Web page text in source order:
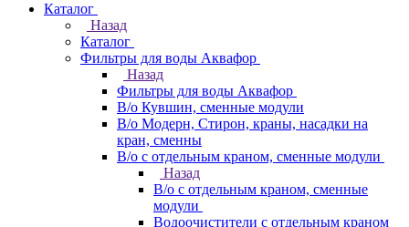
Каталог
Назад
Каталог
Фильтры для воды Аквафор
Назад
Фильтры для воды Аквафор
В/о Кувшин, сменные модули
В/о Модерн, Стирон, краны, насадки на
кран, сменны
В/о с отдельным краном, сменные модули
Назад
В/о с отдельным краном, сменные
модули
Водоочистители с отдельным краном